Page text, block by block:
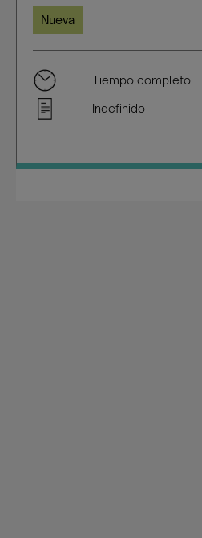
Nueva
Tiempo completo
Indefinido